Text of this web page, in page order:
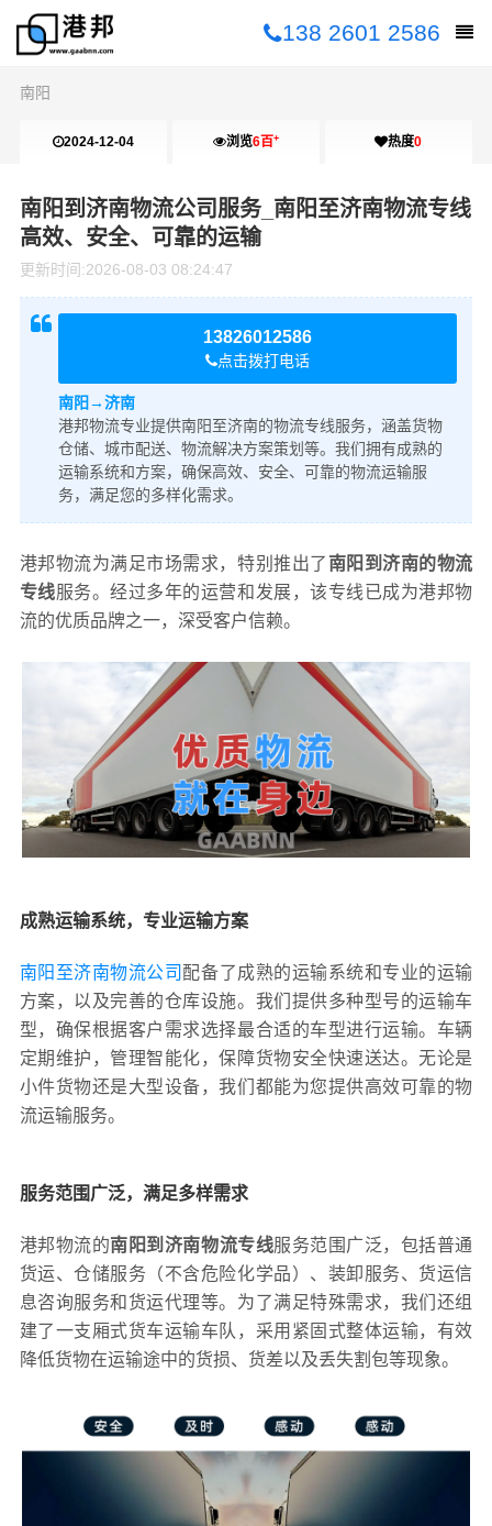
138 2601 2586
南阳
2024-12-04 浏览6百+ 热度0
南阳到济南物流公司服务_南阳至济南物流专线
高效、安全、可靠的运输
更新时间:2026-08-03 08:24:47
13826012586
点击拨打电话
南阳→济南
港邦物流专业提供南阳至济南的物流专线服务，涵盖货物
仓储、城市配送、物流解决方案策划等。我们拥有成熟的
运输系统和方案，确保高效、安全、可靠的物流运输服
务，满足您的多样化需求。
港邦物流为满足市场需求，特别推出了 南阳到济南的物流
专线服务。经过多年的运营和发展，该专线已成为港邦物
流的优质品牌之一，深受客户信赖。
成熟运输系统，专业运输方案
南阳至济南物流公司 配备了成熟的运输系统和专业的运输
方案，以及完善的仓库设施。我们提供多种型号的运输车
型，确保根据客户需求选择最合适的车型进行运输。车辆
定期维护，管理智能化，保障货物安全快速送达。无论是
小件货物还是大型设备，我们都能为您提供高效可靠的物
流运输服务。
服务范围广泛，满足多样需求
港邦物流的南阳到济南物流专线服务范围广泛，包括普通
货运、仓储服务（不含危险化学品）、装卸服务、货运信
息咨询服务和货运代理等。为了满足特殊需求，我们还组
建了一支厢式货车运输车队，采用紧固式整体运输，有效
降低货物在运输途中的货损、货差以及丢失割包等现象。